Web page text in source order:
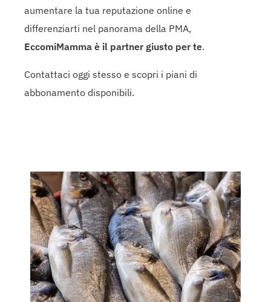
aumentare la tua reputazione online e
differenziarti nel panorama della PMA,
EccomiMamma è il partner giusto per te.
Contattaci oggi stesso e scopri i piani di
abbonamento disponibili.